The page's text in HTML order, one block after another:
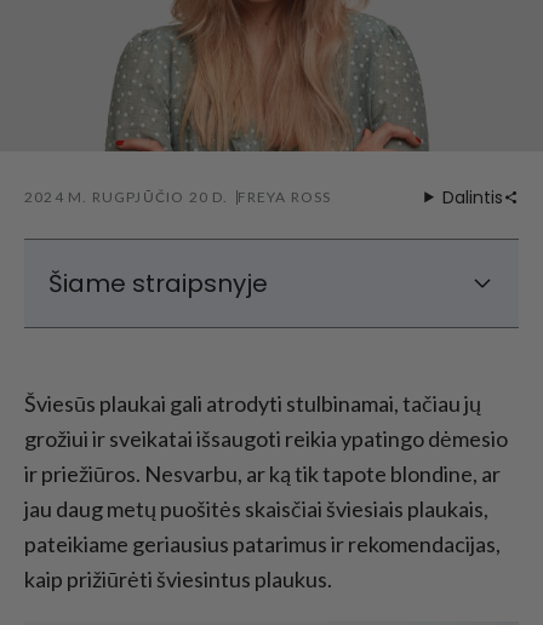
2024 M. RUGPJŪČIO 20 D. FREYA ROSS Dalintis
Šiame straipsnyje
Geriausia balintų ir pažeistų plaukų priežiūra
Teisingas džiovinimo būdas
Kaip pataisyti baliklio pažeistus plaukus
namuose? 6 rekomenduojamos plaukų
priežiūros priemonės
Papildomi patarimai balintiems plaukams
Šviesūs plaukai gali atrodyti stulbinamai, tačiau jų
grožiui ir sveikatai išsaugoti reikia ypatingo dėmesio
ir priežiūros. Nesvarbu, ar ką tik tapote blondine, ar
jau daug metų puošitės skaisčiai šviesiais plaukais,
pateikiame geriausius patarimus ir rekomendacijas,
kaip prižiūrėti šviesintus plaukus.